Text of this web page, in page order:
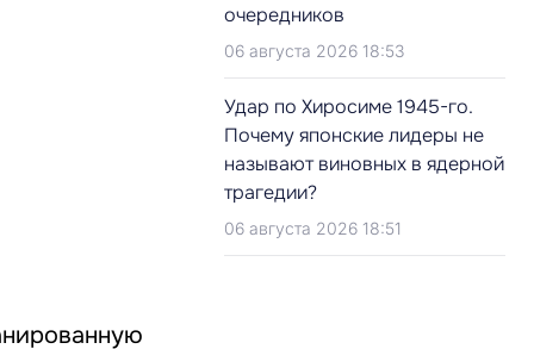
очередников
06 августа 2026 18:53
Удар по Хиросиме 1945-го.
Почему японские лидеры не
называют виновных в ядерной
трагедии?
06 августа 2026 18:51